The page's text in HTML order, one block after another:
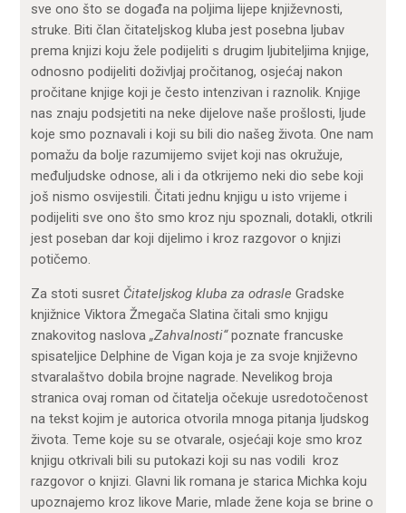
sve ono što se događa na poljima lijepe književnosti,
struke. Biti član čitateljskog kluba jest posebna ljubav
prema knjizi koju žele podijeliti s drugim ljubiteljima knjige,
odnosno podijeliti doživljaj pročitanog, osjećaj nakon
pročitane knjige koji je često intenzivan i raznolik. Knjige
nas znaju podsjetiti na neke dijelove naše prošlosti, ljude
koje smo poznavali i koji su bili dio našeg života. One nam
pomažu da bolje razumijemo svijet koji nas okružuje,
međuljudske odnose, ali i da otkrijemo neki dio sebe koji
još nismo osvijestili. Čitati jednu knjigu u isto vrijeme i
podijeliti sve ono što smo kroz nju spoznali, dotakli, otkrili
jest poseban dar koji dijelimo i kroz razgovor o knjizi
potičemo.
Za stoti susret Čitateljskog kluba za odrasle Gradske
knjižnice Viktora Žmegača Slatina čitali smo knjigu
znakovitog naslova„Zahvalnosti“poznate francuske
spisateljice Delphine de Vigan koja je za svoje književno
stvaralaštvo dobila brojne nagrade. Nevelikog broja
stranica ovaj roman od čitatelja očekuje usredotočenost
na tekst kojim je autorica otvorila mnoga pitanja ljudskog
života. Teme koje su se otvarale, osjećaji koje smo kroz
knjigu otkrivali bili su putokazi koji su nas vodili kroz
razgovor o knjizi. Glavni lik romana je starica Michka koju
upoznajemo kroz likove Marie, mlade žene koja se brine o